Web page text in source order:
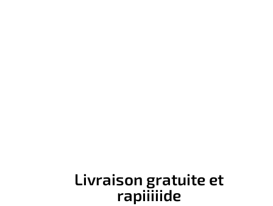
Livraison gratuite et
rapiiiiide